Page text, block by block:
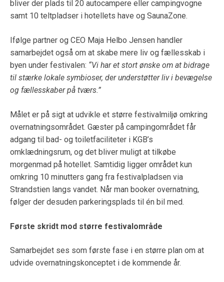
bliver der plads til 20 autocampere eller campingvogne
samt 10 teltpladser i hotellets have og SaunaZone.
Ifølge partner og CEO Maja Helbo Jensen handler
samarbejdet også om at skabe mere liv og fællesskab i
byen under festivalen: “Vi har et stort ønske om at bidrage
til stærke lokale symbioser, der understøtter liv i bevægelse
og fællesskaber på tværs.”
Målet er på sigt at udvikle et større festivalmiljø omkring
overnatningsområdet. Gæster på campingområdet får
adgang til bad- og toiletfaciliteter i KGB’s
omklædningsrum, og det bliver muligt at tilkøbe
morgenmad på hotellet. Samtidig ligger området kun
omkring 10 minutters gang fra festivalpladsen via
Strandstien langs vandet. Når man booker overnatning,
følger der desuden parkeringsplads til én bil med.
Første skridt mod større festivalområde
Samarbejdet ses som første fase i en større plan om at
udvide overnatningskonceptet i de kommende år.